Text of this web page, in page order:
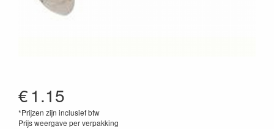
€1.15
*Prijzen zijn inclusief btw
Prijs weergave per verpakking